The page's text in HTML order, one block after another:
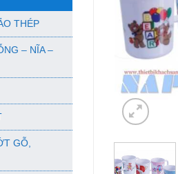
THÉP
– NĨA –
GỖ,